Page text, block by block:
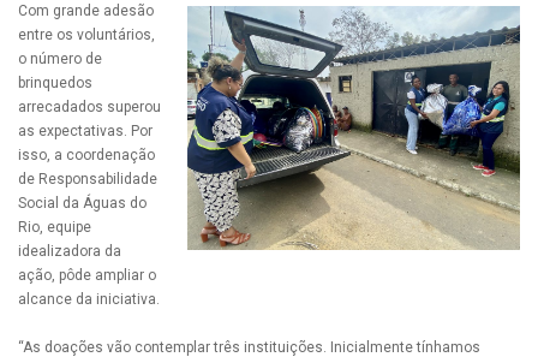
Com grande adesão
entre os voluntários,
o número de
brinquedos
arrecadados superou
as expectativas. Por
isso, a coordenação
de Responsabilidade
Social da Águas do
Rio, equipe
idealizadora da
ação, pôde ampliar o
alcance da iniciativa.
“As doações vão contemplar três instituições. Inicialmente tínhamos